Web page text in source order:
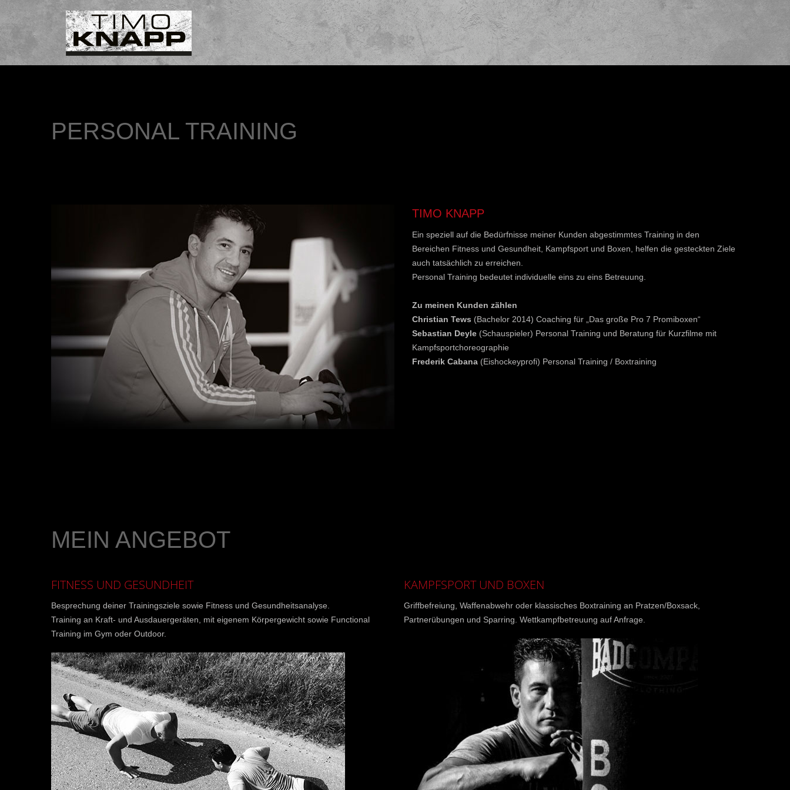
PERSONAL TRAINING
TIMO KNAPP
Ein speziell auf die Bedürfnisse meiner Kunden abgestimmtes Training in den
Bereichen Fitness und Gesundheit, Kampfsport und Boxen, helfen die gesteckten Ziele
auch tatsächlich zu erreichen.
Personal Training bedeutet individuelle eins zu eins Betreuung.
Zu meinen Kunden zählen
Christian Tews (Bachelor 2014) Coaching für „Das große Pro 7 Promiboxen“
Sebastian Deyle (Schauspieler) Personal Training und Beratung für Kurzfilme mit
Kampfsportchoreographie
Frederik Cabana (Eishockeyprofi) Personal Training / Boxtraining
MEIN ANGEBOT
FITNESS UND GESUNDHEIT
Besprechung deiner Trainingsziele sowie Fitness und Gesundheitsanalyse.
Training an Kraft- und Ausdauergeräten, mit eigenem Körpergewicht sowie Functional
Training im Gym oder Outdoor.
KAMPFSPORT UND BOXEN
Griffbefreiung, Waffenabwehr oder klassisches Boxtraining an Pratzen/Boxsack,
Partnerübungen und Sparring. Wettkampfbetreuung auf Anfrage.